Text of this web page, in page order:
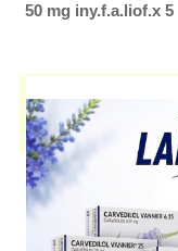
50 mg iny.f.a.liof.x 5
Antibiótico Antimicótico
presentación disponible.
Explorar más
Otros
Otros